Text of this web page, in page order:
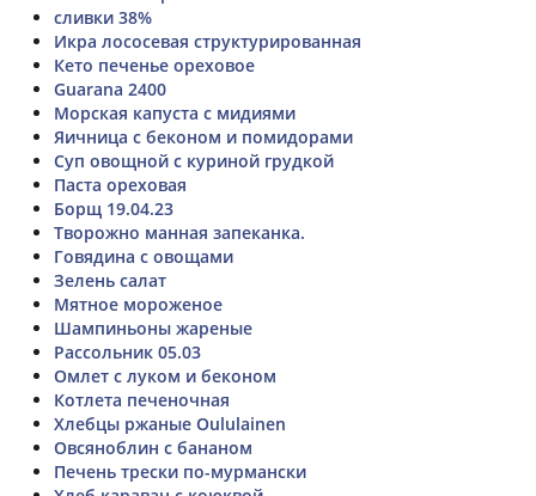
сливки 38%
Икра лососевая структурированная
Кето печенье ореховое
Guarana 2400
Морская капуста с мидиями
Яичница с беконом и помидорами
Суп овощной с куриной грудкой
Паста ореховая
Борщ 19.04.23
Творожно манная запеканка.
Говядина с овощами
Зелень салат
Мятное мороженое
Шампиньоны жареные
Рассольник 05.03
Омлет с луком и беконом
Котлета печеночная
Хлебцы ржаные Oululainen
Овсяноблин с бананом
Печень трески по-мурмански